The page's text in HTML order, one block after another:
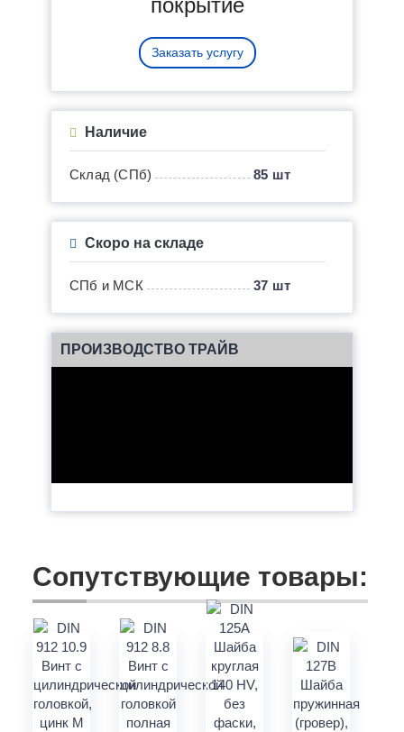
Заказать услугу
Наличие
Склад (СПб) 85 шт
Скоро на складе
СПб и МСК 37 шт
ПРОИЗВОДСТВО ТРАЙВ
Сопутствующие товары: